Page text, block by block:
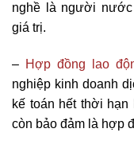
nghề là người
giá trị.
– Hợp đồng lao
nghiệp kinh doanh
kế toán hết thời hạn
còn bảo đảm là hợp